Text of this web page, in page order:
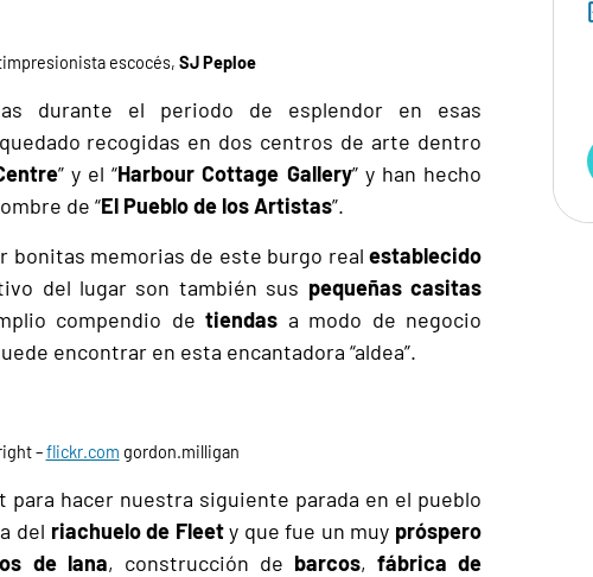
escocés, SJ Peploe
durante el periodo de esplendor en esas
recogidas en dos centros de arte dentro
” y el “Harbour Cottage Gallery” y han hecho
de “El Pueblo de los Artistas”.
bonitas memorias de este burgo real establecido
del lugar son también sus pequeñas casitas
compendio detiendas a modo de negocio
encontrar en esta encantadora “aldea”.
–flickr.com gordon.milligan
hacer nuestra siguiente parada en el pueblo
del riachuelo de Fleety que fue un muy próspero
de lana, construcción de barcos, fábrica de